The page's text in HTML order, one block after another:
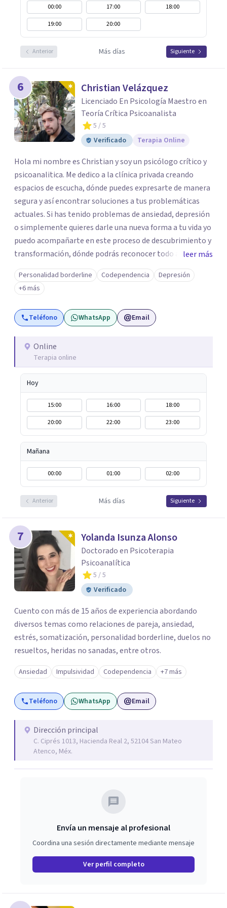
00:00 17:00
18:00
19:00
20:00
Anterior Más días Siguiente
6 Christian Velázquez
Licenciado En Psicología Maestro en
Teoría Crítica Psicoanalista
5 / 5
Verificado
Terapia Online
Hola mi nombre es Christian y soy un psicólogo crítico y
psicoanalitica. Me dedico a la clínica privada creando
espacios de escucha, dónde puedes expresarte de manera
segura y así encontrar soluciones a tus problemáticas
actuales. Si has tenido problemas de ansiedad, depresión
o simplemente quieres darle una nueva forma a tu vida yo
puedo acompañarte en este proceso de descubrimiento y
transformación, dónde podrás reconocer todo aquello
que te ha aqueja. Así que si buscas un espacio de compañía
seguro respetuoso y fraternal yo puedo acompañarte.
leer más
Personalidad borderline Codependencia
Depresión
+6 más
Teléfono WhatsApp Email
Online
Terapia online
Hoy
15:00 16:00
18:00
20:00
22:00 23:00
Mañana
00:00 01:00 02:00
Anterior Más días Siguiente
7 Yolanda Isunza Alonso
Doctorado en Psicoterapia
Psicoanalítica
5 / 5
Verificado
Cuento con más de 15 años de experiencia abordando
diversos temas como relaciones de pareja, ansiedad,
estrés, somatización, personalidad borderline, duelos no
resueltos, heridas no sanadas, entre otros.
Ansiedad Impulsividad Codependencia +7 más
Teléfono WhatsApp Email
Dirección principal
C. Ciprés 1013, Hacienda Real 2, 52104 San Mateo
Atenco, Méx.
Envía un mensaje al profesional
Coordina una sesión directamente mediante mensaje
Ver perfil completo